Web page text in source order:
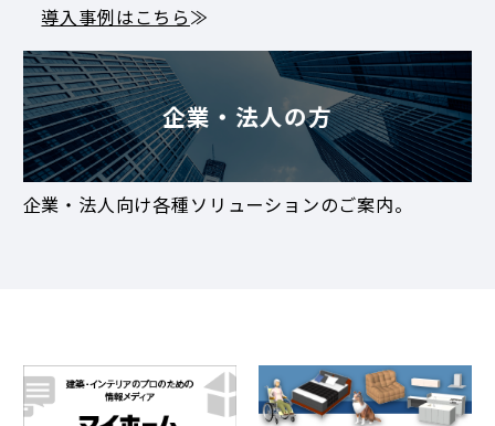
導入事例はこちら≫
企業・法人の方
企業・法人向け各種ソリューションのご案内。